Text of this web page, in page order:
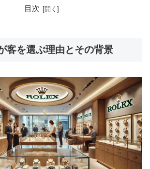
目次
客を選ぶ理由とその背景